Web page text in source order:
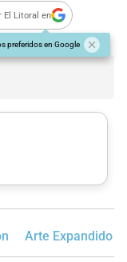
El Litoral en
preferidos en Google
Arte Expandido